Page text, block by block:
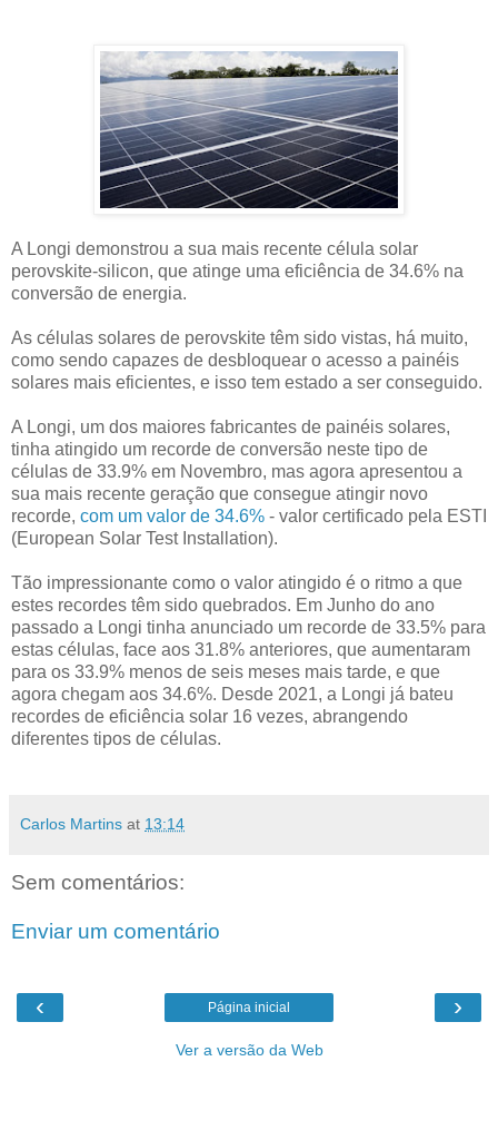
A Longi demonstrou a sua mais recente célula solar
perovskite-silicon, que atinge uma eficiência de 34.6% na
conversão de energia.
As células solares de perovskite têm sido vistas, há muito,
como sendo capazes de desbloquear o acesso a painéis
solares mais eficientes, e isso tem estado a ser conseguido.
A Longi, um dos maiores fabricantes de painéis solares,
tinha atingido um recorde de conversão neste tipo de
células de 33.9% em Novembro, mas agora apresentou a
sua mais recente geração que consegue atingir novo
recorde, com um valor de 34.6% - valor certificado pela ESTI
(European Solar Test Installation).
Tão impressionante como o valor atingido é o ritmo a que
estes recordes têm sido quebrados. Em Junho do ano
passado a Longi tinha anunciado um recorde de 33.5% para
estas células, face aos 31.8% anteriores, que aumentaram
para os 33.9% menos de seis meses mais tarde, e que
agora chegam aos 34.6%. Desde 2021, a Longi já bateu
recordes de eficiência solar 16 vezes, abrangendo
diferentes tipos de células.
Carlos Martins at 13:14
Sem comentários:
Enviar um comentário
‹ ›
Página inicial
Ver a versão da Web